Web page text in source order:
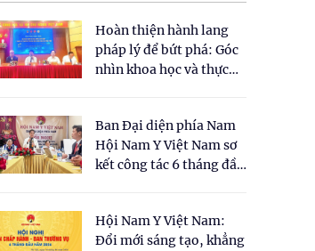
Hoàn thiện hành lang
pháp lý để bứt phá: Góc
nhìn khoa học và thực
cho Luật Y dược cổ
truyền Việt Nam"
Ban Đại diện phía Nam
Hội Nam Y Việt Nam sơ
kết công tác 6 tháng đầu
Hội Nam Y Việt Nam:
Đổi mới sáng tạo, khẳng